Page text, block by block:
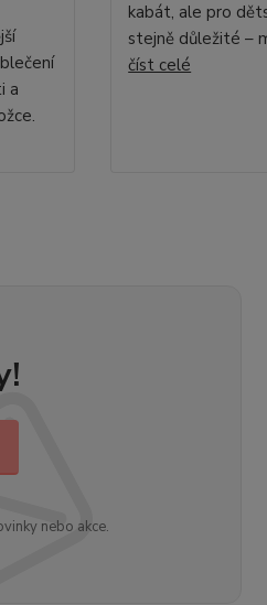
a
kabát, ale pro
stejně důležité –
číst celé
nebo akce.